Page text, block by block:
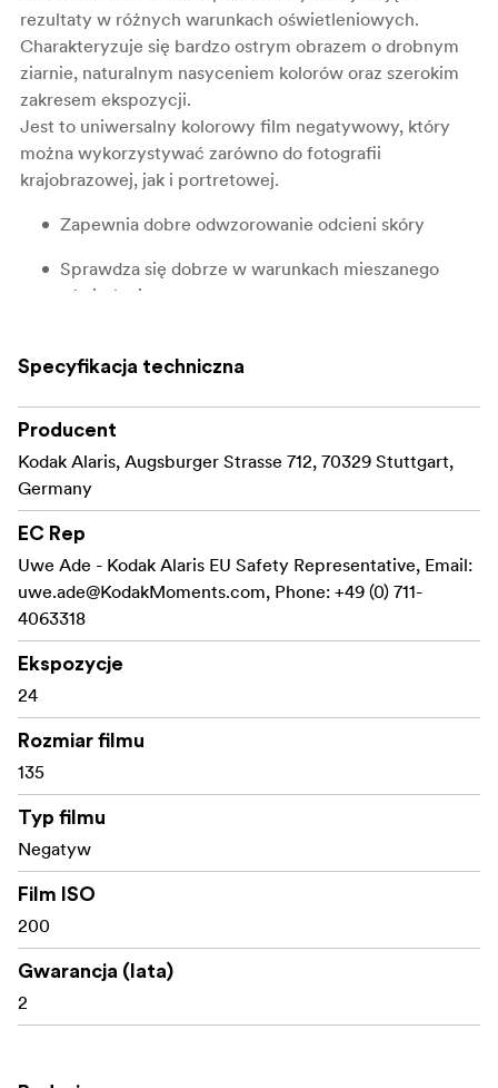
rezultaty w różnych warunkach oświetleniowych.
Charakteryzuje się bardzo ostrym obrazem o drobnym
ziarnie, naturalnym nasyceniem kolorów oraz szerokim
zakresem ekspozycji.
Jest to uniwersalny kolorowy film negatywowy, który
można wykorzystywać zarówno do fotografii
krajobrazowej, jak i portretowej.
Zapewnia dobre odwzorowanie odcieni skóry
Sprawdza się dobrze w warunkach mieszanego
oświetlenia
wykonywania dużych odbitek
Specyfikacja techniczna
Producent
Kodak Alaris, Augsburger Strasse 712, 70329 Stuttgart,
Germany
EC Rep
Uwe Ade - Kodak Alaris EU Safety Representative, Email:
uwe.ade@KodakMoments.com, Phone: +49 (0) 711-
4063318
Ekspozycje
24
Rozmiar filmu
135
Typ filmu
Negatyw
Film ISO
200
Gwarancja (lata)
2